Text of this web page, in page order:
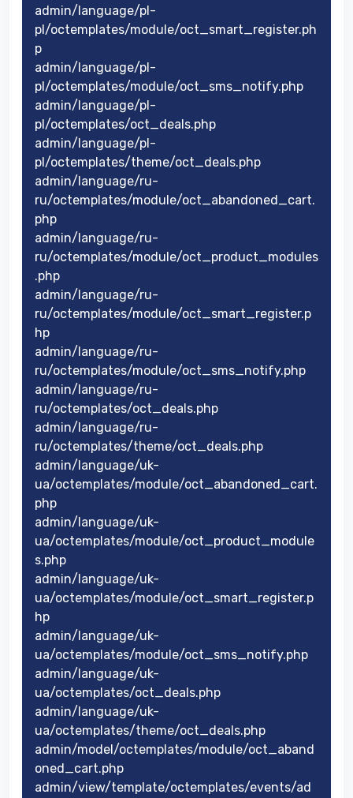
admin/language/pl-
pl/octemplates/module/oct_smart_register.ph
p
admin/language/pl-
pl/octemplates/module/oct_sms_notify.php
admin/language/pl-
pl/octemplates/oct_deals.php
admin/language/pl-
pl/octemplates/theme/oct_deals.php
admin/language/ru-
ru/octemplates/module/oct_abandoned_cart.
php
admin/language/ru-
ru/octemplates/module/oct_product_modules
.php
admin/language/ru-
ru/octemplates/module/oct_smart_register.p
hp
admin/language/ru-
ru/octemplates/module/oct_sms_notify.php
admin/language/ru-
ru/octemplates/oct_deals.php
admin/language/ru-
ru/octemplates/theme/oct_deals.php
admin/language/uk-
ua/octemplates/module/oct_abandoned_cart.
php
admin/language/uk-
ua/octemplates/module/oct_product_module
s.php
admin/language/uk-
ua/octemplates/module/oct_smart_register.p
hp
admin/language/uk-
ua/octemplates/module/oct_sms_notify.php
admin/language/uk-
ua/octemplates/oct_deals.php
admin/language/uk-
ua/octemplates/theme/oct_deals.php
admin/model/octemplates/module/oct_aband
oned_cart.php
admin/view/template/octemplates/events/ad